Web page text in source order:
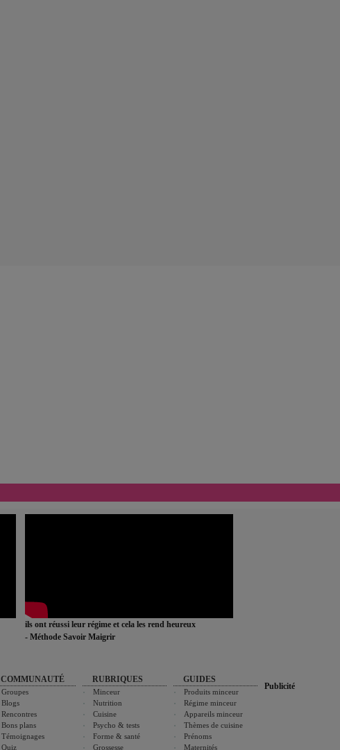
ils ont réussi leur régime et cela les rend heureux
- Méthode Savoir Maigrir
COMMUNAUTÉ
Groupes
Blogs
Rencontres
Bons plans
Témoignages
Quiz
RUBRIQUES
Minceur
Nutrition
Cuisine
Psycho & tests
Forme & santé
Grossesse
GUIDES
Produits minceur
Régime minceur
Appareils minceur
Thèmes de cuisine
Prénoms
Maternités
Publicité